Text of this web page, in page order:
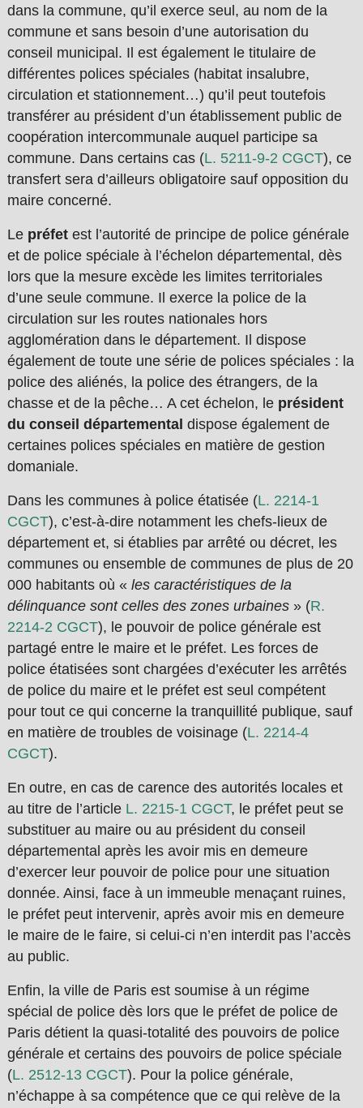
dans la commune, qu’il exerce seul, au nom de la
commune et sans besoin d’une autorisation du
conseil municipal. Il est également le titulaire de
différentes polices spéciales (habitat insalubre,
circulation et stationnement…) qu’il peut toutefois
transférer au président d’un établissement public de
coopération intercommunale auquel participe sa
commune. Dans certains cas (L. 5211-9-2 CGCT), ce
transfert sera d’ailleurs obligatoire sauf opposition du
maire concerné.
Le préfet est l’autorité de principe de police générale
et de police spéciale à l’échelon départemental, dès
lors que la mesure excède les limites territoriales
d’une seule commune. Il exerce la police de la
circulation sur les routes nationales hors
agglomération dans le département. Il dispose
également de toute une série de polices spéciales : la
police des aliénés, la police des étrangers, de la
chasse et de la pêche… A cet échelon, le président
du conseil départemental dispose également de
certaines polices spéciales en matière de gestion
domaniale.
Dans les communes à police étatisée (L. 2214-1
CGCT), c’est-à-dire notamment les chefs-lieux de
département et, si établies par arrêté ou décret, les
communes ou ensemble de communes de plus de 20
000 habitants où « les caractéristiques de la
délinquance sont celles des zones urbaines » (R.
2214-2 CGCT), le pouvoir de police générale est
partagé entre le maire et le préfet. Les forces de
police étatisées sont chargées d’exécuter les arrêtés
de police du maire et le préfet est seul compétent
pour tout ce qui concerne la tranquillité publique, sauf
en matière de troubles de voisinage (L. 2214-4
CGCT).
En outre, en cas de carence des autorités locales et
au titre de l’article L. 2215-1 CGCT, le préfet peut se
substituer au maire ou au président du conseil
départemental après les avoir mis en demeure
d’exercer leur pouvoir de police pour une situation
donnée. Ainsi, face à un immeuble menaçant ruines,
le préfet peut intervenir, après avoir mis en demeure
le maire de le faire, si celui-ci n’en interdit pas l’accès
au public.
Enfin, la ville de Paris est soumise à un régime
spécial de police dès lors que le préfet de police de
Paris détient la quasi-totalité des pouvoirs de police
générale et certains des pouvoirs de police spéciale
(L. 2512-13 CGCT). Pour la police générale,
n’échappe à sa compétence que ce qui relève de la